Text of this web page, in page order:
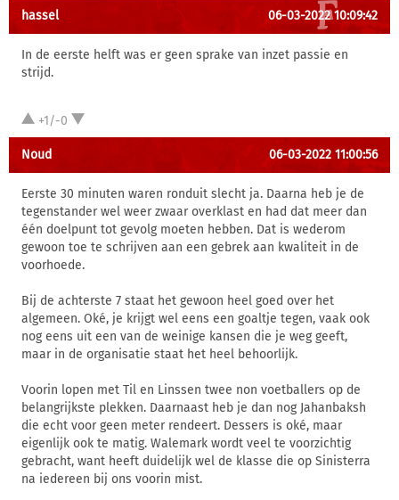
hassel 06-03-2022 10:09:42
In de eerste helft was er geen sprake van inzet passie en
strijd.
+1/-0
Noud 06-03-2022 11:00:56
Eerste 30 minuten waren ronduit slecht ja. Daarna heb je de
tegenstander wel weer zwaar overklast en had dat meer dan
één doelpunt tot gevolg moeten hebben. Dat is wederom
gewoon toe te schrijven aan een gebrek aan kwaliteit in de
voorhoede.
Bij de achterste 7 staat het gewoon heel goed over het
algemeen. Oké, je krijgt wel eens een goaltje tegen, vaak ook
nog eens uit een van de weinige kansen die je weg geeft,
maar in de organisatie staat het heel behoorlijk.
Voorin lopen met Til en Linssen twee non voetballers op de
belangrijkste plekken. Daarnaast heb je dan nog Jahanbaksh
die echt voor geen meter rendeert. Dessers is oké, maar
eigenlijk ook te matig. Walemark wordt veel te voorzichtig
gebracht, want heeft duidelijk wel de klasse die op Sinisterra
na iedereen bij ons voorin mist.